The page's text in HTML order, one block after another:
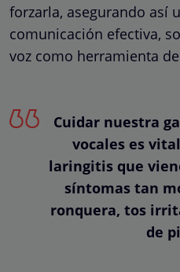
forzarla, asegurando así
comunicación efectiva,
voz como herramienta
Cuidar nuestra
vocales es
laringitis que
síntomas tan
ronquera, tos
de